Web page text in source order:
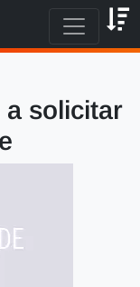
a solicitar